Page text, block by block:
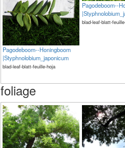
Pagodeboom--Honingboom
|Styphnolobium_japonicum
blad-leaf-blatt-feuille-hoja
Pagodeboom--
blad-leaf-blatt-
foliage